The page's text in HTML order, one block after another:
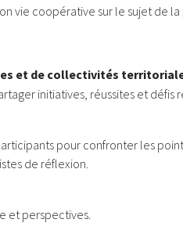
vie coopérative sur le sujet de la
et de collectivités
initiatives, réussites et défis
pour confronter les
de réflexion.
et perspectives.